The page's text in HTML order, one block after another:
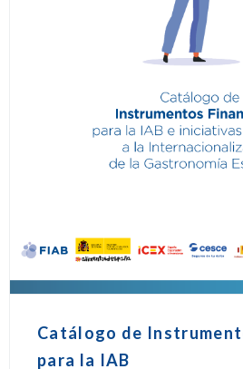
Catálogo de
para la IAB